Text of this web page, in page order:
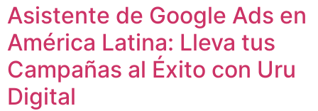
Asistente de Google Ads en
América Latina: Lleva tus
Campañas al Éxito con Uru
Digital